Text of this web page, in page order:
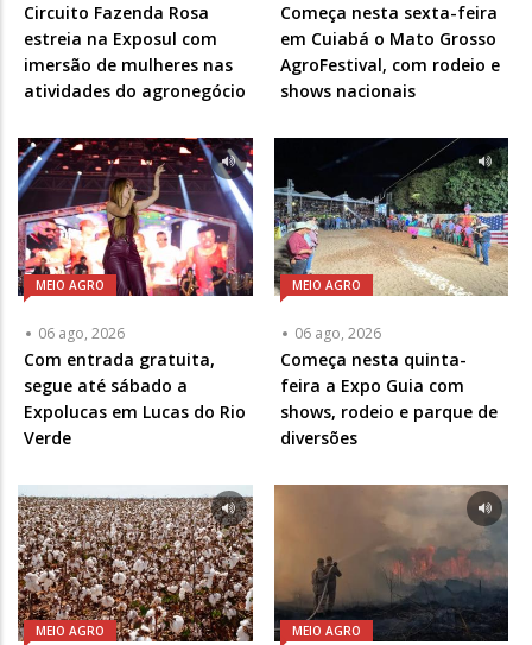
Circuito Fazenda Rosa
estreia na Exposul com
imersão de mulheres nas
atividades do agronegócio
Começa nesta sexta-feira
em Cuiabá o Mato Grosso
AgroFestival, com rodeio e
shows nacionais
MEIO AGRO
06 ago, 2026
Com entrada gratuita,
segue até sábado a
Expolucas em Lucas do Rio
Verde
MEIO AGRO
06 ago, 2026
Começa nesta quinta-
feira a Expo Guia com
shows, rodeio e parque de
diversões
MEIO AGRO MEIO AGRO